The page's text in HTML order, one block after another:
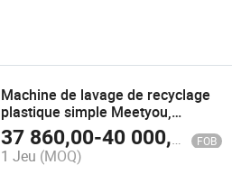
Machine de lavage de recyclage
plastique simple Meetyou,
machine de lavage de bouteilles
de haute qualité, fournisseurs
chinois de coupe automatique de
37 860,00-40 000,00 FOB
1 Jeu (MOQ)